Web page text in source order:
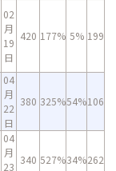
02
月
19
日
420 177% 5% 199
04
月
22
日
380 325%54%106
04
月
23
340 527%34%262